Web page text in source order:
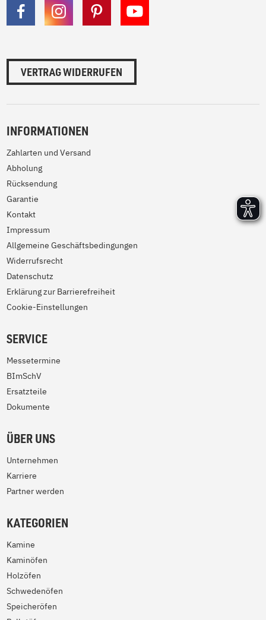
VERTRAG WIDERRUFEN
INFORMATIONEN
Zahlarten und Versand
Abholung
Rücksendung
Garantie
Kontakt
Impressum
Allgemeine Geschäftsbedingungen
Widerrufsrecht
Datenschutz
Erklärung zur Barrierefreiheit
Cookie-Einstellungen
SERVICE
Messetermine
BImSchV
Ersatzteile
Dokumente
ÜBER UNS
Unternehmen
Karriere
Partner werden
KATEGORIEN
Kamine
Kaminöfen
Holzöfen
Schwedenöfen
Speicheröfen